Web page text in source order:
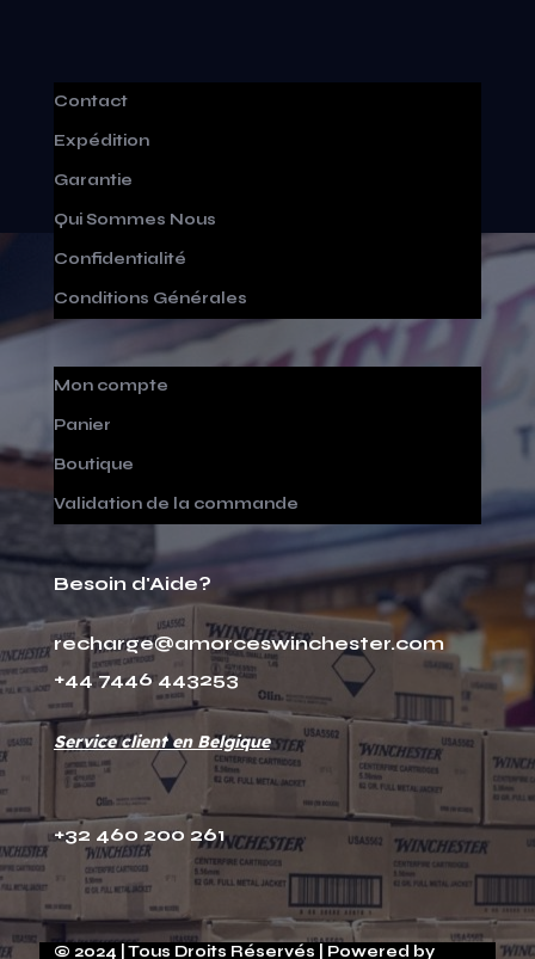
Contact
Expédition
Garantie
Qui Sommes Nous
Confidentialité
Conditions Générales
Mon compte
Panier
Boutique
Validation de la commande
Besoin d'Aide?
recharge@amorceswinchester.com
+44 7446 443253
Service client en Belgique
+32 460 200 261
© 2024 | Tous Droits Réservés | Powered by